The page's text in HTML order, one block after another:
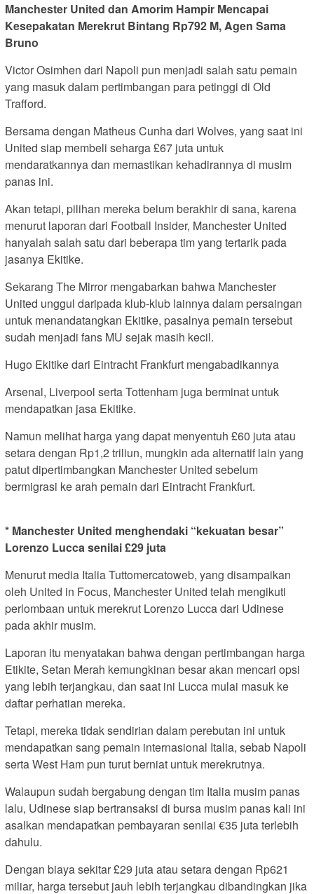
Manchester United dan Amorim Hampir Mencapai
Kesepakatan Merekrut Bintang Rp792 M, Agen Sama
Bruno
Victor Osimhen dari Napoli pun menjadi salah satu pemain
yang masuk dalam pertimbangan para petinggi di Old
Trafford.
Bersama dengan Matheus Cunha dari Wolves, yang saat ini
United siap membeli seharga £67 juta untuk
mendaratkannya dan memastikan kehadirannya di musim
panas ini.
Akan tetapi, pilihan mereka belum berakhir di sana, karena
menurut laporan dari Football Insider, Manchester United
hanyalah salah satu dari beberapa tim yang tertarik pada
jasanya Ekitike.
Sekarang The Mirror mengabarkan bahwa Manchester
United unggul daripada klub-klub lainnya dalam persaingan
untuk menandatangkan Ekitike, pasalnya pemain tersebut
sudah menjadi fans MU sejak masih kecil.
Hugo Ekitike dari Eintracht Frankfurt mengabadikannya
Arsenal, Liverpool serta Tottenham juga berminat untuk
mendapatkan jasa Ekitike.
Namun melihat harga yang dapat menyentuh £60 juta atau
setara dengan Rp1,2 triliun, mungkin ada alternatif lain yang
patut dipertimbangkan Manchester United sebelum
bermigrasi ke arah pemain dari Eintracht Frankfurt.
* Manchester United menghendaki “kekuatan besar”
Lorenzo Lucca senilai £29 juta
Menurut media Italia Tuttomercatoweb, yang disampaikan
oleh United in Focus, Manchester United telah mengikuti
perlombaan untuk merekrut Lorenzo Lucca dari Udinese
pada akhir musim.
Laporan itu menyatakan bahwa dengan pertimbangan harga
Etikite, Setan Merah kemungkinan besar akan mencari opsi
yang lebih terjangkau, dan saat ini Lucca mulai masuk ke
daftar perhatian mereka.
Tetapi, mereka tidak sendirian dalam perebutan ini untuk
mendapatkan sang pemain internasional Italia, sebab Napoli
serta West Ham pun turut berniat untuk merekrutnya.
Walaupun sudah bergabung dengan tim Italia musim panas
lalu, Udinese siap bertransaksi di bursa musim panas kali ini
asalkan mendapatkan pembayaran senilai €35 juta terlebih
dahulu.
Dengan biaya sekitar £29 juta atau setara dengan Rp621
miliar, harga tersebut jauh lebih terjangkau dibandingkan jika